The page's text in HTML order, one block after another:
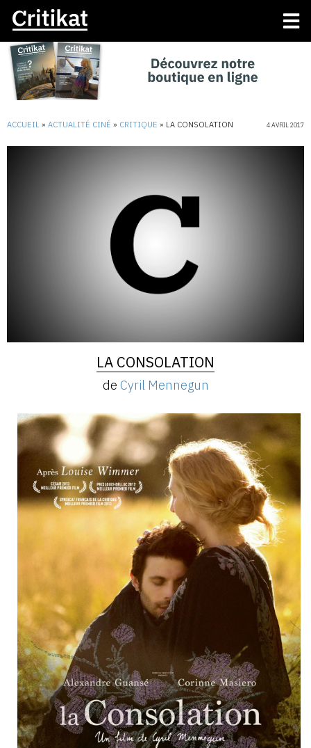
ACCUEIL » ACTUALITÉ CINÉ » CRITIQUE » LA CONSOLATION 4 AVRIL 2017
LA CONSOLATION
de Cyril Mennegun